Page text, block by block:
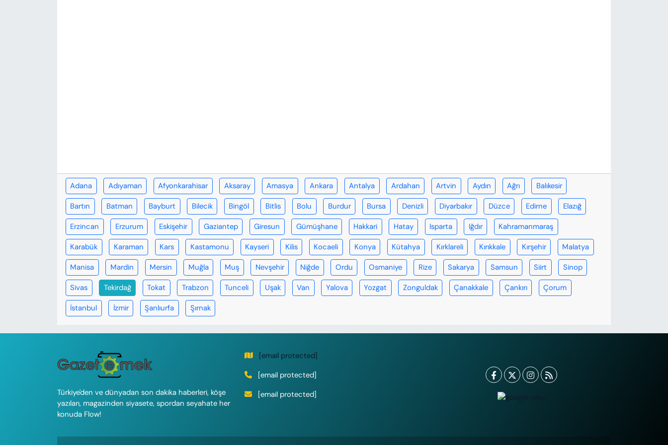
Adana Adıyaman Afyonkarahisar Aksaray Amasya Ankara Antalya Ardahan Artvin Aydın Ağrı Balıkesir
Bartın Batman Bayburt Bilecik Bingöl Bitlis Bolu Burdur Bursa Denizli Diyarbakır Düzce Edirne Elazığ
Erzincan Erzurum Eskişehir Gaziantep Giresun Gümüşhane Hakkari Hatay Isparta Iğdır Kahramanmaraş
Karabük Karaman Kars Kastamonu Kayseri Kilis Kocaeli Konya Kütahya Kırklareli Kırıkkale Kırşehir Malatya
Manisa Mardin Mersin Muğla Muş Nevşehir Niğde Ordu Osmaniye Rize Sakarya Samsun Siirt Sinop
Sivas Tekirdağ Tokat Trabzon Tunceli Uşak Van Yalova Yozgat Zonguldak Çanakkale Çankırı Çorum
İstanbul İzmir Şanlıurfa Şırnak
Türkiye'den ve dünyadan son dakika haberleri, köşe
yazıları, magazinden siyasete, spordan seyahate her
konuda Flow!
[email protected]
[email protected]
[email protected]
VAN VE DİYARBAKIR HABERLERİ